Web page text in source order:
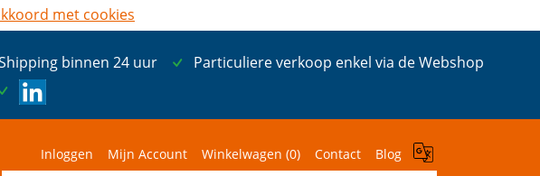
binnen 24 uur
Particuliere verkoop enkel via de Webshop
Inloggen Mijn Account Winkelwagen (0) Contact Blog
met cookies